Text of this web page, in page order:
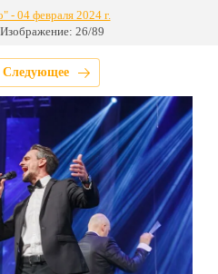
- 04 февраля 2024 г.
Изображение: 26/89
Следующее